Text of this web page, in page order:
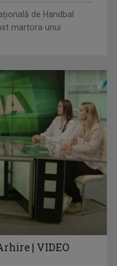
de Handbal
martora unui
| VIDEO